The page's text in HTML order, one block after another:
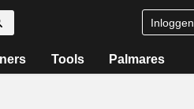
Inloggen
Tools Palmares